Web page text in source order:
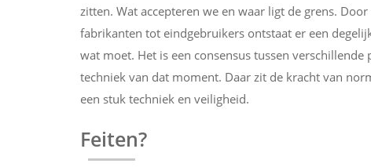
zitten. Wat accepteren we en waar ligt de grens.
fabrikanten tot eindgebruikers ontstaat er een
wat moet. Het is een consensus tussen
techniek van dat moment. Daar zit de kracht van
een stuk techniek en veiligheid.
Feiten?